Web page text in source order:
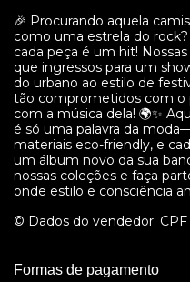
🎉 Procurando aquela
como uma estrela do
cada peça é um hit!
que ingressos para um
do urbano ao estilo de
tão comprometidos com o
com a música dela! 🌍✨
é só uma palavra da
materiais eco-friendly, e
um álbum novo da sua
nossas coleções e faça
onde estilo e consciência
© Dados do vendedor: CPF
Formas de pagamento